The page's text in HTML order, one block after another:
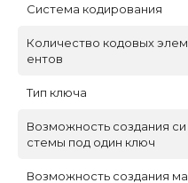
Система кодирования
Количество кодовых элем
ентов
Тип ключа
Возможность создания си
стемы под один ключ
Возможность создания ма